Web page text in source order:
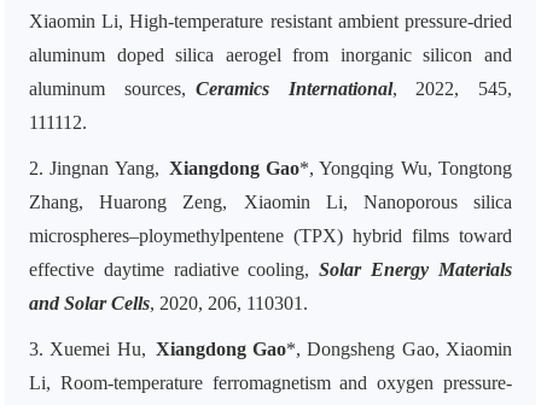
Xiaomin Li, High-temperature resistant ambient pressure-dried
aluminum doped silica aerogel from inorganic silicon and
aluminum sources, Ceramics International, 2022, 545,
111112.
2. Jingnan Yang, Xiangdong Gao*, Yongqing Wu, Tongtong
Zhang, Huarong Zeng, Xiaomin Li, Nanoporous silica
microspheres–ploymethylpentene (TPX) hybrid films toward
effective daytime radiative cooling,Solar Energy Materials
and Solar Cells, 2020, 206, 110301.
3. Xuemei Hu, Xiangdong Gao*, Dongsheng Gao, Xiaomin
Li, Room-temperature ferromagnetism and oxygen pressure-